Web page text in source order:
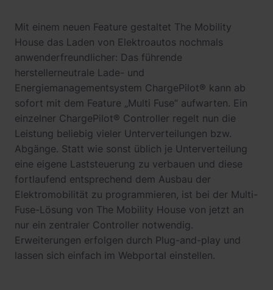
Mit einem neuen Feature gestaltet The Mobility
House das Laden von Elektroautos nochmals
anwenderfreundlicher: Das führende
herstellerneutrale Lade- und
Energiemanagementsystem ChargePilot® kann ab
sofort mit dem Feature „Multi Fuse“ aufwarten. Ein
einzelner ChargePilot® Controller regelt nun die
Leistung beliebig vieler Unterverteilungen bzw.
Abgänge. Statt wie sonst üblich je Unterverteilung
eine eigene Laststeuerung zu verbauen und diese
fortlaufend entsprechend dem Ausbau der
Elektromobilität zu programmieren, ist bei der Multi-
Fuse-Lösung von The Mobility House von jetzt an
nur ein zentraler Controller notwendig.
Erweiterungen erfolgen durch Plug-and-play und
lassen sich einfach im Webportal einstellen.